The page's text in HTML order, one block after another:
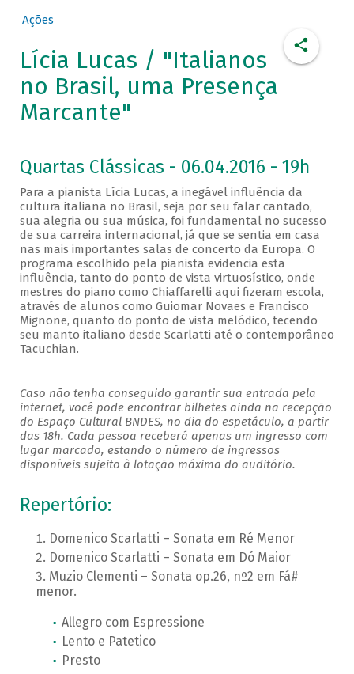
Ações
Lícia Lucas / "Italianos
no Brasil, uma Presença
Marcante"
Quartas Clássicas - 06.04.2016 - 19h
Para a pianista Lícia Lucas, a inegável influência da
cultura italiana no Brasil, seja por seu falar cantado,
sua alegria ou sua música, foi fundamental no sucesso
de sua carreira internacional, já que se sentia em casa
nas mais importantes salas de concerto da Europa. O
programa escolhido pela pianista evidencia esta
influência, tanto do ponto de vista virtuosístico, onde
mestres do piano como Chiaffarelli aqui fizeram escola,
através de alunos como Guiomar Novaes e Francisco
Mignone, quanto do ponto de vista melódico, tecendo
seu manto italiano desde Scarlatti até o contemporâneo
Tacuchian.
Caso não tenha conseguido garantir sua entrada pela
internet, você pode encontrar bilhetes ainda na recepção
do Espaço Cultural BNDES, no dia do espetáculo, a partir
das 18h. Cada pessoa receberá apenas um ingresso com
lugar marcado, estando o número de ingressos
disponíveis sujeito à lotação máxima do auditório.
Repertório:
Domenico Scarlatti – Sonata em Ré Menor
Domenico Scarlatti – Sonata em Dó Maior
Muzio Clementi – Sonata op.26, nº2 em Fá#
menor.
Allegro com Espressione
Lento e Patetico
Presto